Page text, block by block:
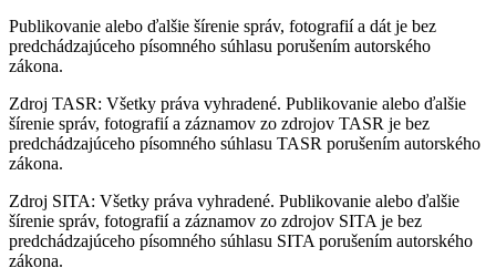
Publikovanie alebo ďalšie šírenie správ, fotografií a dát je bez
predchádzajúceho písomného súhlasu porušením autorského
zákona.
Zdroj TASR: Všetky práva vyhradené. Publikovanie alebo ďalšie
šírenie správ, fotografií a záznamov zo zdrojov TASR je bez
predchádzajúceho písomného súhlasu TASR porušením autorského
zákona.
Zdroj SITA: Všetky práva vyhradené. Publikovanie alebo ďalšie
šírenie správ, fotografií a záznamov zo zdrojov SITA je bez
predchádzajúceho písomného súhlasu SITA porušením autorského
zákona.